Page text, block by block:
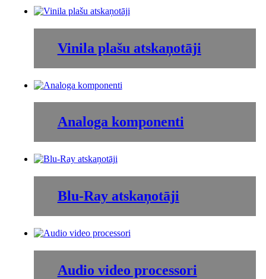
Vinila plašu atskaņotāji
Analoga komponenti
Blu-Ray atskaņotāji
Audio video processori